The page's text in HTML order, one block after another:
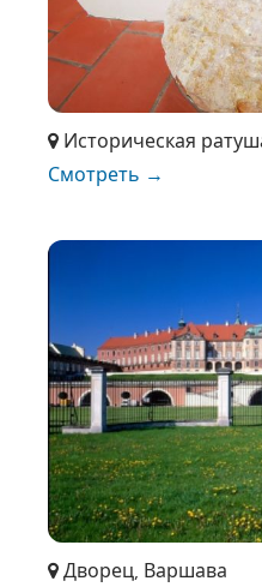
Историческая
Смотреть →
Дворец, Варшава